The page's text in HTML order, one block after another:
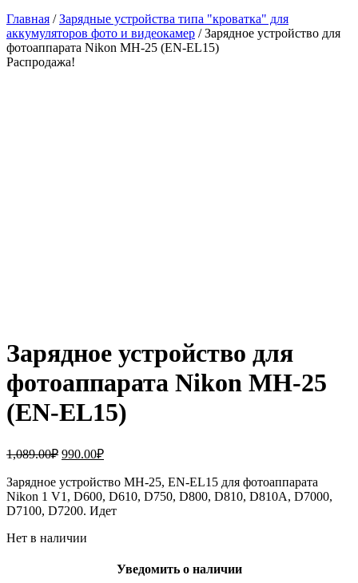
Главная /Зарядные устройства типа "кроватка" для
аккумуляторов фото и видеокамер /Зарядное устройство для
фотоаппарата Nikon MH-25 (EN-EL15)
Распродажа!
Зарядное устройство для
фотоаппарата Nikon MH-25
(EN-EL15)
1,089.00₽ Первоначальная
составляла
1,089.00₽.
990.00₽Текущая
990.00₽.
Зарядное устройство MH-25, EN-EL15 для фотоаппарата
Nikon 1 V1, D600, D610, D750, D800, D810, D810A, D7000,
D7100, D7200. Идет
Нет в наличии
Уведомить о наличии